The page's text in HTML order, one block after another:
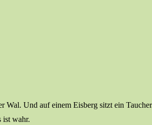
Wal. Und auf einem Eisberg sitzt ein
ist wahr.